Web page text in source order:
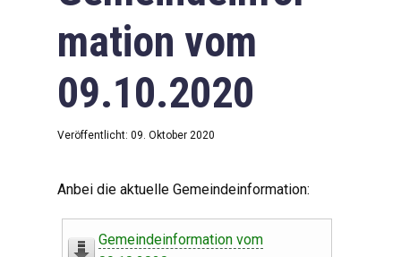
mation vom
09.10.2020
Veröffentlicht: 09. Oktober 2020
Anbei die aktuelle Gemeindeinformation:
Gemeindeinformation vom